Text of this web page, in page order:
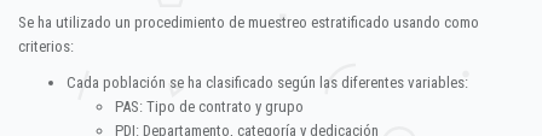
Se ha utilizado un procedimiento de muestreo estratificado usando como
criterios:
Cada población se ha clasificado según las diferentes variables:
PAS: Tipo de contrato y grupo
PDI: Departamento, categoría y dedicación